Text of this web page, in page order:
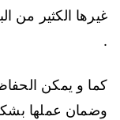
.
كما و يمكن
وضمان عملها